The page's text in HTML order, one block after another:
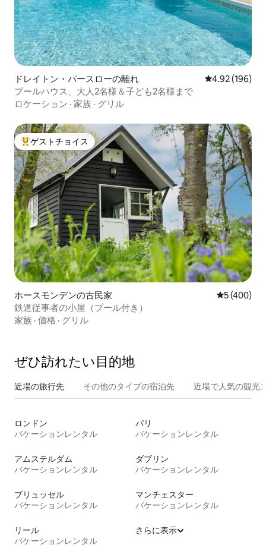
ドレイトン・パースローの離れ レビュー196
4.92 (196)
プールハウス、大人2名様＆子ども2名様まで
ロケーション · 家族 · グリル
大好評のゲストチョイスです。
ゲストチョイス
ホースモンデンの古民家 レビュー
5 (400)
鉄道従事者の小屋（プール付き）
家族 · 価格 · グリル
ぜひ訪⁠れ⁠た⁠い目⁠的⁠地
近場の旅行先 その他のタ⁠イ⁠プ⁠の宿⁠泊⁠先 近場で人気の観光
ロンドン
バケーションレンタル
パリ
バケーションレンタル
アムステルダム
バケーションレンタル
ダブリン
バケーションレンタル
ブリュッセル
バケーションレンタル
マンチェスター
バケーションレンタル
リール
バケーションレンタル
さらに表示